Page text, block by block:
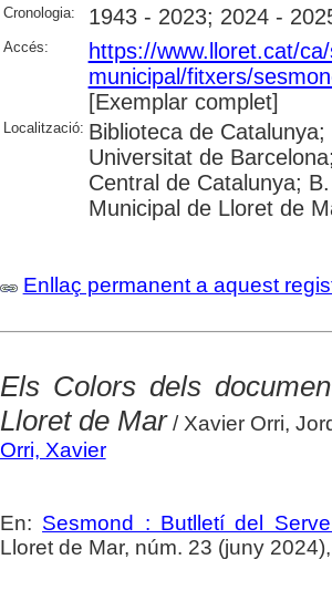
Cronologia: 1943 - 2023; 2024 -
Accés:
https://www.lloret.cat/
municipal/fitxers/
[Exemplar complet]
Localització: Biblioteca de
Universitat de
Central de Catalunya;
Municipal de Lloret de
Enllaç permanent a aquest
Els Colors dels
Lloret de Mar/ Xavier Orri,
Orri, Xavier
En: Sesmond : Butlletí del
Lloret de Mar, núm. 23 (juny